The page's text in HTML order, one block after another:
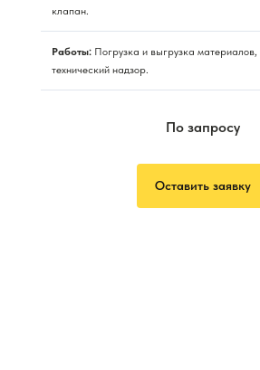
клапан.
Работы: Погрузка и выгрузка
технический надзор.
По запросу
Оставить заявку